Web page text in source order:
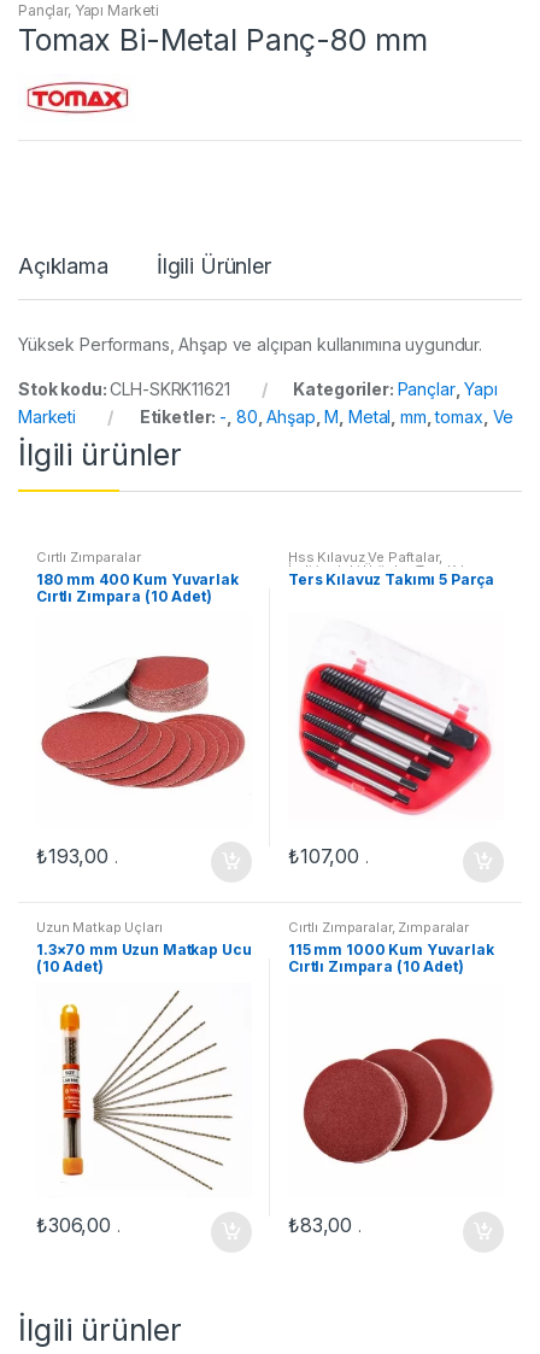
Pançlar, Yapı Marketi
Tomax Bi-Metal Panç-80 mm
Açıklama İlgili Ürünler
Yüksek Performans, Ahşap ve alçıpan kullanımına uygundur.
Stok kodu:CLH-SKRK11621 Kategoriler: Pançlar,Yapı
Marketi
Etiketler: -, 80,Ahşap, M, Metal , mm,tomax, Ve
İlgili ürünler
Cırtlı Zımparalar
180 mm 400 Kum Yuvarlak
Cırtlı Zımpara (10 Adet)
₺193,00 .
Hss Kılavuz Ve Paftalar,
İndirimdeki Ürünler ,Ters Kılavuz
Takımları
Ters Kılavuz Takımı 5 Parça
₺107,00 .
Uzun Matkap Uçları
1.3×70 mm Uzun Matkap Ucu
(10 Adet)
₺306,00 .
Cırtlı Zımparalar, Zımparalar
115 mm 1000 Kum Yuvarlak
Cırtlı Zımpara (10 Adet)
₺83,00 .
İlgili ürünler